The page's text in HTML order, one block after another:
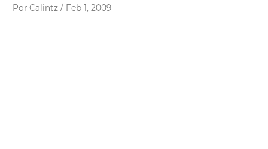
PorCalintz/ Feb 1, 2009